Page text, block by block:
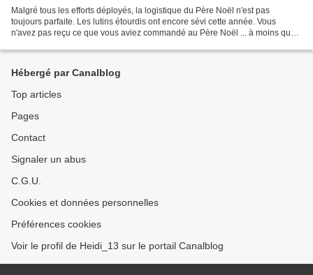
Malgré tous les efforts déployés, la logistique du Père Noël n'est pas
toujours parfaite. Les lutins étourdis ont encore sévi cette année. Vous
n'avez pas reçu ce que vous aviez commandé au Père Noël ... à moins que
Hébergé par Canalblog
Top articles
Pages
Contact
Signaler un abus
C.G.U.
Cookies et données personnelles
Préférences cookies
Voir le profil de Heidi_13 sur le portail Canalblog